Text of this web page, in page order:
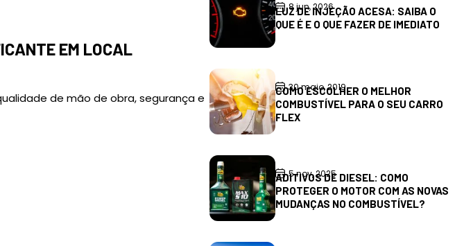
EM LOCAL
de mão de obra, segurança e
8 jun, 2026
LUZ DE INJEÇÃO ACESA: SAIBA O
QUE É E O QUE FAZER DE IMEDIATO
30 maio, 2019
COMO ESCOLHER O MELHOR
COMBUSTÍVEL PARA O SEU CARRO
FLEX
5 nov, 2025
ADITIVOS DE DIESEL: COMO
PROTEGER O MOTOR COM AS NOVAS
MUDANÇAS NO COMBUSTÍVEL?